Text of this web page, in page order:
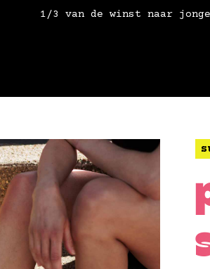
1/3 van de winst naar